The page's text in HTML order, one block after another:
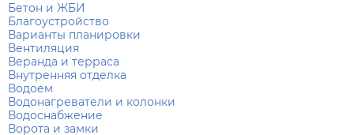
Бетон и ЖБИ
Благоустройство
Варианты планировки
Вентиляция
Веранда и терраса
Внутренняя отделка
Водоем
Водонагреватели и колонки
Водоснабжение
Ворота и замки